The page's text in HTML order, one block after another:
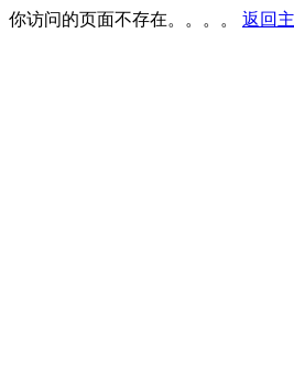
你访问的页面不存在。。。。 返回